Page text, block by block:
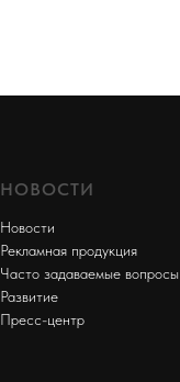
НОВОСТИ
Новости
Рекламная продукция
Часто задаваемые вопросы
Развитие
Пресс-центр